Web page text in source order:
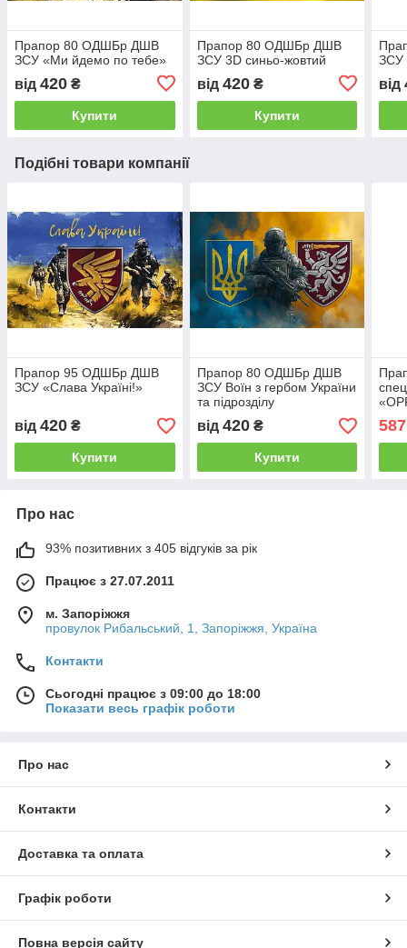
Прапор 80 ОДШБр ДШВ
ЗСУ «Ми йдемо по тебе»
від 420 ₴
Купити
Прапор 80 ОДШБр ДШВ
ЗСУ 3D синьо-жовтий
від 420₴
Купити
ЗСУ
від
Подібні товари компанії
Прапор 95 ОДШБр ДШВ
ЗСУ «Слава Україні!»
від 420 ₴
Купити
Прапор 80 ОДШБр ДШВ
ЗСУ Воїн з гербом України
та підрозділу
від 420₴
Купити
Про нас
93% позитивних з 405 відгуків за рік
Працює з 27.07.2011
м. Запоріжжя
провулок Рибальський, 1, Запоріжжя, Україна
Контакти
Сьогодні працює з 09:00 до 18:00
Показати весь графік роботи
Про нас
Контакти
Доставка та оплата
Графік роботи
Повна версія сайту